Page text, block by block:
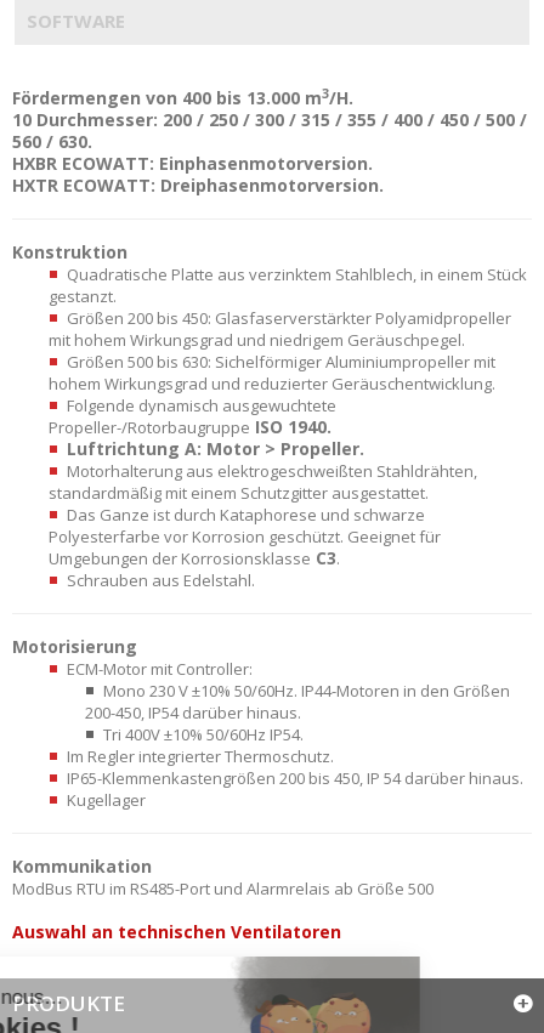
SOFTWARE
Fördermengen von 400 bis 13.000 m3/H.
10 Durchmesser: 200 / 250 / 300 / 315 / 355 / 400 / 450 / 500 /
560 / 630.
HXBR ECOWATT: Einphasenmotorversion.
HXTR ECOWATT: Dreiphasenmotorversion.
Konstruktion
Quadratische Platte aus verzinktem Stahlblech, in einem Stück
gestanzt.
Größen 200 bis 450: Glasfaserverstärkter Polyamidpropeller
mit hohem Wirkungsgrad und niedrigem Geräuschpegel.
Größen 500 bis 630: Sichelförmiger Aluminiumpropeller mit
hohem Wirkungsgrad und reduzierter Geräuschentwicklung.
Folgende dynamisch ausgewuchtete
Propeller-/Rotorbaugruppe ISO 1940.
Luftrichtung A: Motor > Propeller.
Motorhalterung aus elektrogeschweißten Stahldrähten,
standardmäßig mit einem Schutzgitter ausgestattet.
Das Ganze ist durch Kataphorese und schwarze
Polyesterfarbe vor Korrosion geschützt. Geeignet für
Umgebungen der Korrosionsklasse C3.
Schrauben aus Edelstahl.
Motorisierung
ECM-Motor mit Controller:
Mono 230 V ±10% 50/60Hz. IP44-Motoren in den Größen
200-450, IP54 darüber hinaus.
Tri 400V ±10% 50/60Hz IP54.
Im Regler integrierter Thermoschutz.
IP65-Klemmenkastengrößen 200 bis 450, IP 54 darüber hinaus.
Kugellager
Kommunikation
ModBus RTU im RS485-Port und Alarmrelais ab Größe 500
Auswahl an technischen Ventilatoren
PRODUKTE